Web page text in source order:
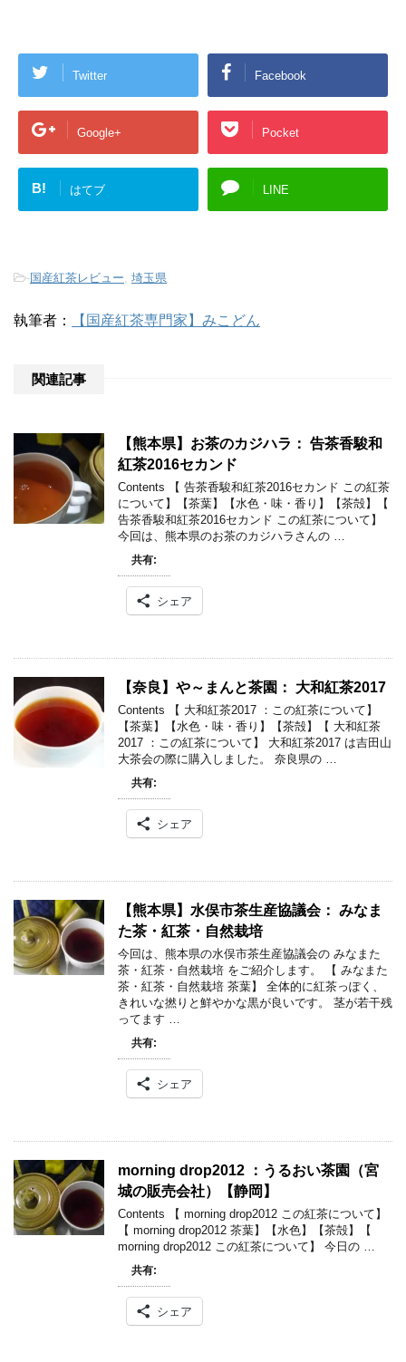
Twitter Facebook
Google+ Pocket
B! はてブ LINE
-国産紅茶レビュー, 埼玉県
執筆者： 【国産紅茶専門家】みこどん
関連記事
【熊本県】お茶のカジハラ： 告茶香駿和
紅茶2016セカンド
Contents 【 告茶香駿和紅茶2016セカンド この紅茶
について】【茶葉】【水色・味・香り】【茶殻】【
告茶香駿和紅茶2016セカンド この紅茶について】
今回は、熊本県のお茶のカジハラさんの …
共有:
シェア
【奈良】や～まんと茶園： 大和紅茶2017
Contents 【 大和紅茶2017 ：この紅茶について】
【茶葉】【水色・味・香り】【茶殻】【 大和紅茶
2017 ：この紅茶について】 大和紅茶2017 は吉田山
大茶会の際に購入しました。 奈良県の …
共有:
シェア
【熊本県】水俣市茶生産協議会： みなま
た茶・紅茶・自然栽培
今回は、熊本県の水俣市茶生産協議会の みなまた
茶・紅茶・自然栽培 をご紹介します。 【 みなまた
茶・紅茶・自然栽培 茶葉】 全体的に紅茶っぽく、
きれいな撚りと鮮やかな黒が良いです。 茎が若干残
ってます …
共有:
シェア
morning drop2012 ：うるおい茶園（宮
城の販売会社）【静岡】
Contents 【 morning drop2012 この紅茶について】
【 morning drop2012 茶葉】【水色】【茶殻】【
morning drop2012 この紅茶について】 今日の …
共有:
シェア